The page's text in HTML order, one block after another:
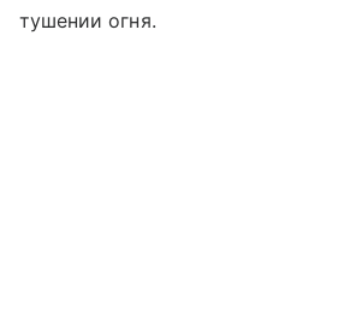
тушении огня.